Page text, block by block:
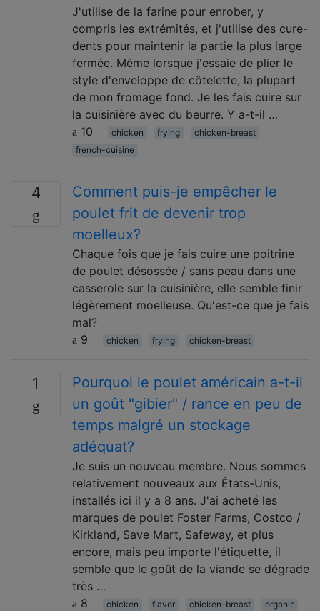
J'utilise de la farine pour enrober, y
compris les extrémités, et j'utilise des cure-
dents pour maintenir la partie la plus large
fermée. Même lorsque j'essaie de plier le
style d'enveloppe de côtelette, la plupart
de mon fromage fond. Je les fais cuire sur
la cuisinière avec du beurre. Y a-t-il …
10
chicken frying
chicken-breast
french-cuisine
4
Comment puis-je empêcher le
poulet frit de devenir trop
moelleux?
Chaque fois que je fais cuire une poitrine
de poulet désossée / sans peau dans une
casserole sur la cuisinière, elle semble finir
légèrement moelleuse. Qu'est-ce que je fais
mal?
9
chicken frying chicken-breast
1
Pourquoi le poulet américain a-t-il
un goût "gibier" / rance en peu de
temps malgré un stockage
adéquat?
Je suis un nouveau membre. Nous sommes
relativement nouveaux aux États-Unis,
installés ici il y a 8 ans. J'ai acheté les
marques de poulet Foster Farms, Costco /
Kirkland, Save Mart, Safeway, et plus
encore, mais peu importe l'étiquette, il
semble que le goût de la viande se dégrade
très …
8
chicken flavor chicken-breast organic